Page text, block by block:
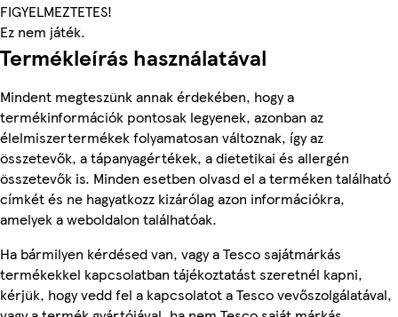
FIGYELMEZTETES!
Ez nem játék.
Termékleírás használatával
Mindent megteszünk annak érdekében, hogy a
termékinformációk pontosak legyenek, azonban az
élelmiszertermékek folyamatosan változnak, így az
összetevők, a tápanyagértékek, a dietetikai és allergén
összetevők is. Minden esetben olvasd el a terméken található
címkét és ne hagyatkozz kizárólag azon információkra,
amelyek a weboldalon találhatóak.
Ha bármilyen kérdésed van, vagy a Tesco sajátmárkás
termékekkel kapcsolatban tájékoztatást szeretnél kapni,
kérjük, hogy vedd fel a kapcsolatot a Tesco vevőszolgálatával,